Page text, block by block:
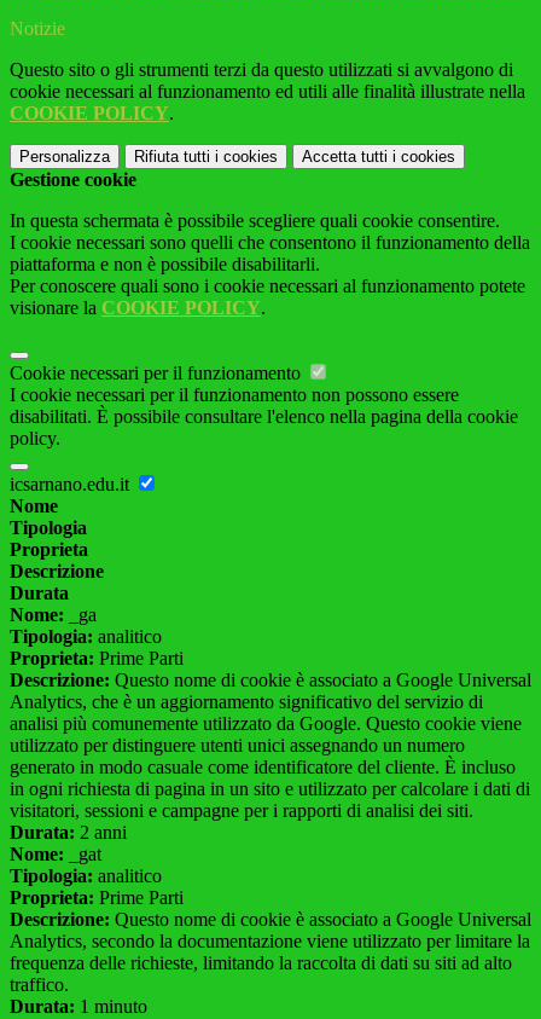
Notizie
Questo sito o gli strumenti terzi da questo utilizzati si avvalgono di
cookie necessari al funzionamento ed utili alle finalità illustrate nella
COOKIE POLICY.
Personalizza Rifiuta tutti i cookies Accetta tutti i cookies
Gestione cookie
In questa schermata è possibile scegliere quali cookie consentire.
I cookie necessari sono quelli che consentono il funzionamento della
piattaforma e non è possibile disabilitarli.
Per conoscere quali sono i cookie necessari al funzionamento potete
visionare la COOKIE POLICY.
Cookie necessari per il funzionamento
I cookie necessari per il funzionamento non possono essere
disabilitati. È possibile consultare l'elenco nella pagina della cookie
policy.
icsarnano.edu.it
Nome
Tipologia
Proprieta
Descrizione
Durata
Nome: _ga
Tipologia: analitico
Proprieta: Prime Parti
Descrizione: Questo nome di cookie è associato a Google Universal
Analytics, che è un aggiornamento significativo del servizio di
analisi più comunemente utilizzato da Google. Questo cookie viene
utilizzato per distinguere utenti unici assegnando un numero
generato in modo casuale come identificatore del cliente. È incluso
in ogni richiesta di pagina in un sito e utilizzato per calcolare i dati di
visitatori, sessioni e campagne per i rapporti di analisi dei siti.
Durata: 2 anni
Nome: _gat
Tipologia: analitico
Proprieta: Prime Parti
Descrizione: Questo nome di cookie è associato a Google Universal
Analytics, secondo la documentazione viene utilizzato per limitare la
frequenza delle richieste, limitando la raccolta di dati su siti ad alto
traffico.
Durata: 1 minuto